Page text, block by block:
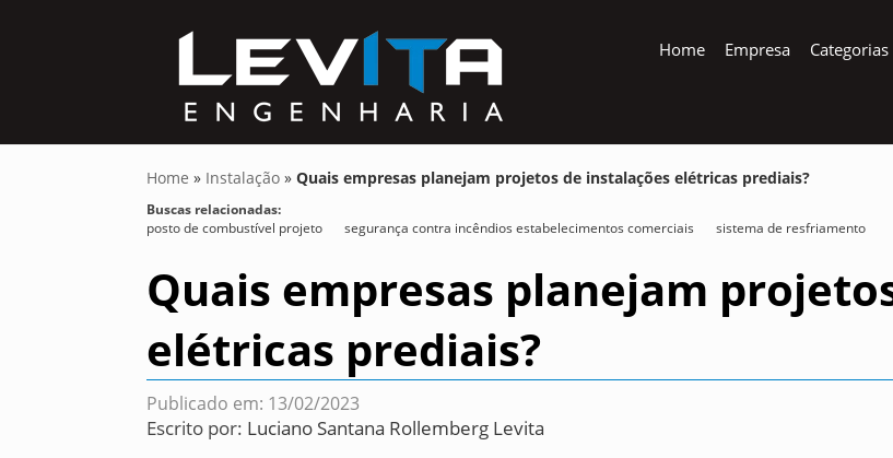
Home Empresa Categorias
Home » Instalação »Quais empresas planejam projetos de instalações elétricas prediais?
Buscas relacionadas:
posto de combustível projeto
segurança contra incêndios estabelecimentos comerciais sistema de resfriamento
Quais empresas planejam
elétricas prediais?
Publicado em: 13/02/2023
Escrito por: Luciano Santana Rollemberg Levita